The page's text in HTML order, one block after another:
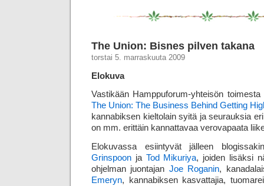
The Union: Bisnes pilven takana
torstai 5. marraskuuta 2009
Elokuva
Vastikään Hamppuforum-yhteisön toimesta
The Union: The Business Behind Getting
kannabiksen kieltolain syitä ja seurauksia
on mm. erittäin kannattavaa vero­vapaata
Elokuvassa esiintyvät jälleen
Grinspoon ja Tod Mikuriya, joiden lisäksi
ohjelman juontajan Joe Roganin,
Emeryn, kannabiksen kasvattajia,